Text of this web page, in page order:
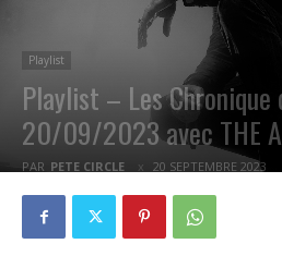
Playlist
Playlist – Les Chronique
20/09/2023 avec THE
PAR PETE CIRCLE 20 SEPTEMBRE 2023